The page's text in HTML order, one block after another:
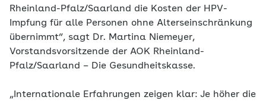
Rheinland-Pfalz/Saarland die Kosten der HPV-
Impfung für alle Personen ohne Alterseinschränkung
übernimmt“, sagt Dr. Martina Niemeyer,
Vorstandsvorsitzende der AOK Rheinland-
Pfalz/Saarland – Die Gesundheitskasse.
„Internationale Erfahrungen zeigen klar: Je höher die